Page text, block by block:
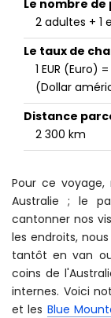
Nos
Bivouacs et
Nos moyens
Camping-car
Le nombre de
2 adultes + 1
1 EUR (Euro)
(Dollar
Distance
2 300 km
Pour ce
Australie ; le